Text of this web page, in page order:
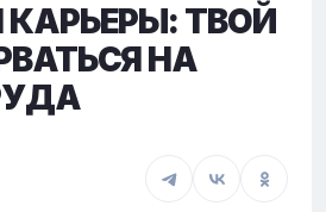
ТВОЙ
НА